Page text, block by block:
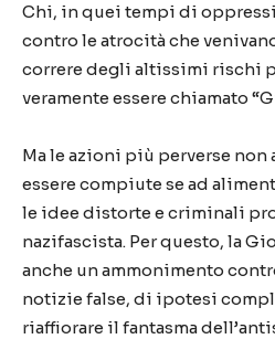
Chi, in quei tempi di
contro le atrocità che
correre degli altissimi rischi
veramente essere chiamato
Ma le azioni più perverse
essere compiute se ad
le idee distorte e criminali
nazifascista. Per questo, la
anche un ammonimento
notizie false, di ipotesi
riaffiorare il fantasma